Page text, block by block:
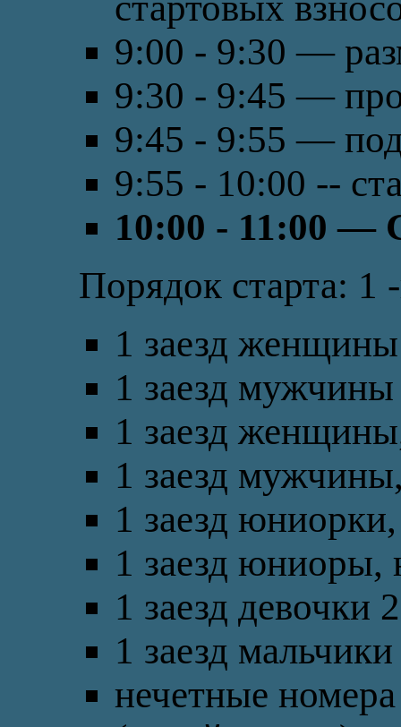
9:00 - 9:30 —
9:30 - 9:45 —
9:45 - 9:55 —
9:55 - 10:00 --
10:00 - 11:00 —
Порядок старта: 1
1 заезд
1 заезд
1 заезд
1 заезд
1 заезд
1 заезд
1 заезд девочки
1 заезд
нечетные